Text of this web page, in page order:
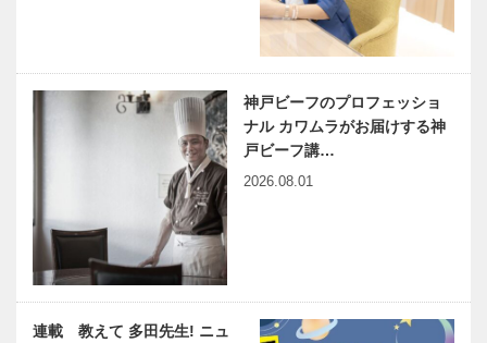
神戸ビーフのプロフェッショ
ナル カワムラがお届けする神
戸ビーフ講…
2026.08.01
連載 教えて 多田先生! ニュ